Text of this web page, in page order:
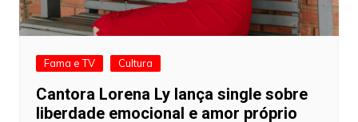
Fama e TV Cultura
Cantora Lorena Ly lança single sobre
liberdade emocional e amor próprio